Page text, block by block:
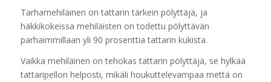
Tarhamehiläinen on tattarin tärkein pölyttäjä, ja
häkkikokeissa mehiläisten on todettu pölyttävän
parhaimmillaan yli 90 prosenttia tattarin kukista.
Vaikka mehiläinen on tehokas tattarin pölyttäjä, se hylkää
tattaripellon helposti, mikäli houkuttelevampaa mettä on